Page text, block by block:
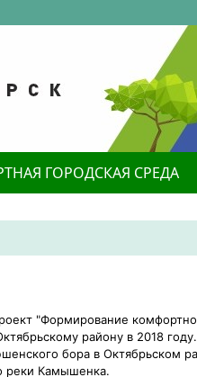
ГОРОДСКАЯ СРЕДА
"Формирование
району в 2018 году.
бора в Октябрьском
реки Камышенка.